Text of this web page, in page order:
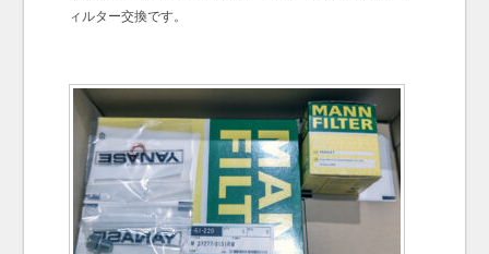
ィルター交換です。